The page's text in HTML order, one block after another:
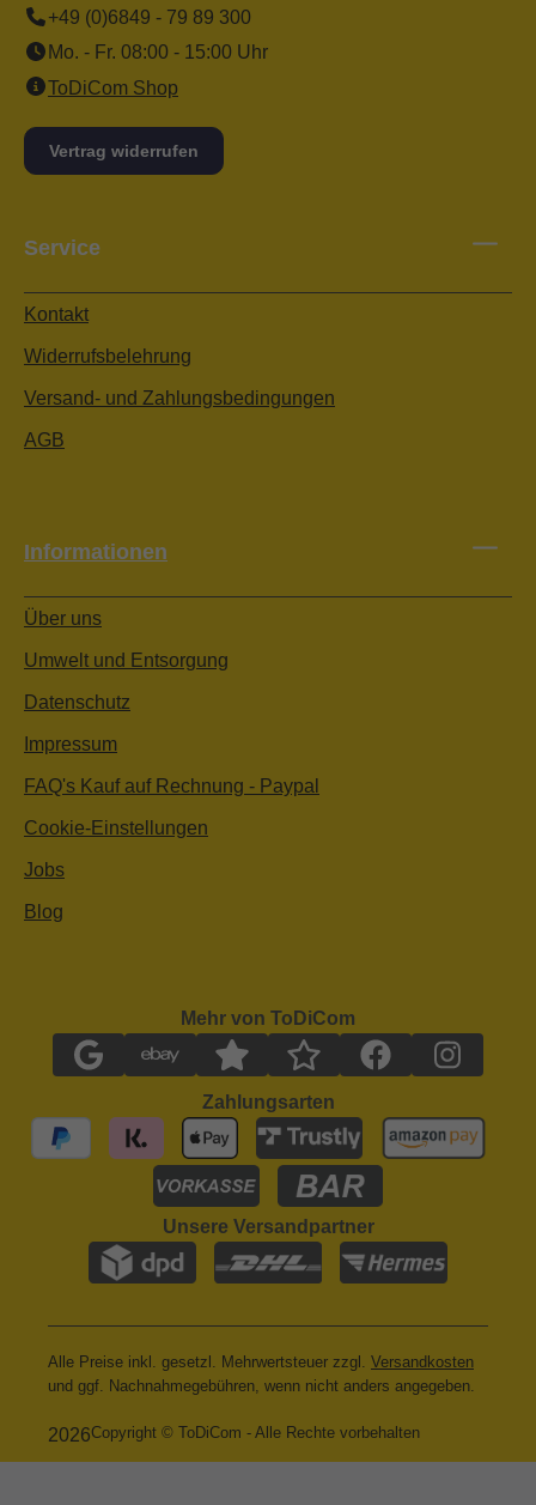
+49 (0)6849 - 79 89 300
Mo. - Fr. 08:00 - 15:00 Uhr
ToDiCom Shop
Vertrag widerrufen
Service
Kontakt
Widerrufsbelehrung
Versand- und Zahlungsbedingungen
AGB
Informationen
Über uns
Umwelt und Entsorgung
Datenschutz
Impressum
FAQ's Kauf auf Rechnung - Paypal
Cookie-Einstellungen
Jobs
Blog
Mehr von ToDiCom
Zahlungsarten
Unsere Versandpartner
Alle Preise inkl. gesetzl. Mehrwertsteuer zzgl. Versandkosten
und ggf. Nachnahmegebühren, wenn nicht anders angegeben.
2026Copyright © ToDiCom - Alle Rechte vorbehalten